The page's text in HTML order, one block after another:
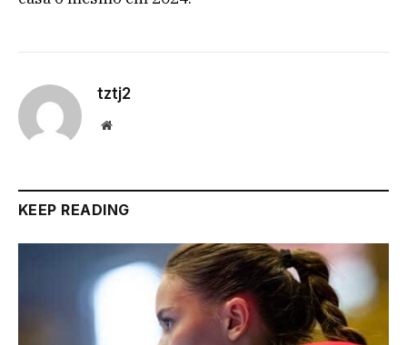
tztj2
Website
KEEP READING